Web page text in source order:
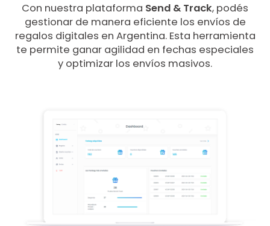
Con nuestra plataforma Send & Track, podés
gestionar de manera eficiente los envíos de
regalos digitales en Argentina. Esta herramienta
te permite ganar agilidad en fechas especiales
y optimizar los envíos masivos.